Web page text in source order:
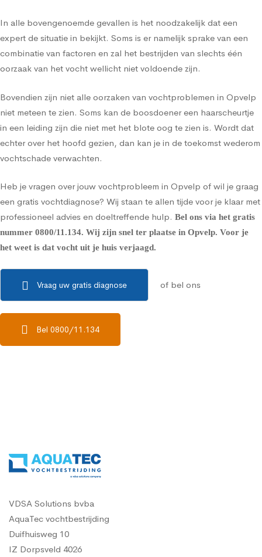
In alle bovengenoemde gevallen is het noodzakelijk dat een
expert de situatie in bekijkt. Soms is er namelijk sprake van een
combinatie van factoren en zal het bestrijden van slechts één
oorzaak van het vocht wellicht niet voldoende zijn.
Bovendien zijn niet alle oorzaken van vochtproblemen in Opvelp
niet meteen te zien. Soms kan de boosdoener een haarscheurtje
in een leiding zijn die niet met het blote oog te zien is. Wordt dat
echter over het hoofd gezien, dan kan je in de toekomst wederom
vochtschade verwachten.
Heb je vragen over jouw vochtprobleem in Opvelp of wil je graag
een gratis vochtdiagnose? Wij staan te allen tijde voor je klaar met
professioneel advies en doeltreffende hulp. Bel ons via het gratis
nummer 0800/11.134. Wij zijn snel ter plaatse in Opvelp. Voor je
het weet is dat vocht uit je huis verjaagd.
Vraag uw gratis diagnose of bel ons
Bel 0800/11.134
VDSA Solutions bvba
AquaTec vochtbestrijding
Duifhuisweg 10
IZ Dorpsveld 4026